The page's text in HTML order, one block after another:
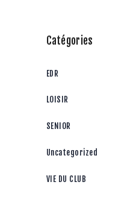
Catégories
EDR
LOISIR
SENIOR
Uncategorized
VIE DU CLUB